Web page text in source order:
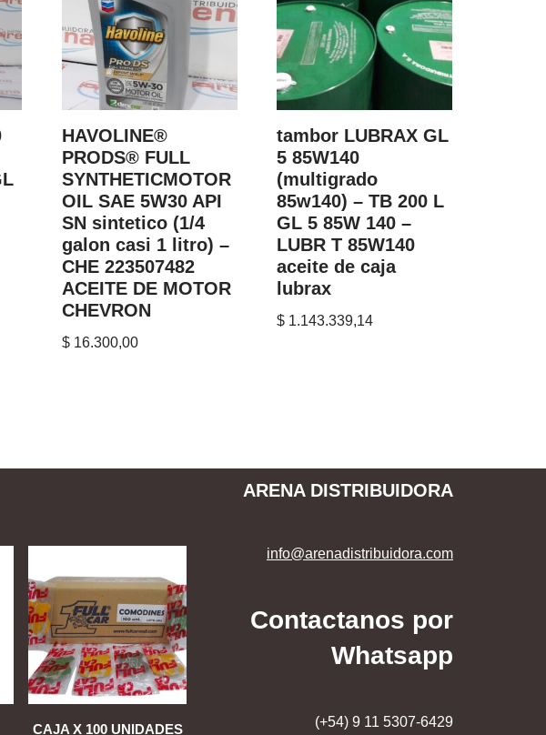
HAVOLINE®
PRODS® FULL
SYNTHETICMOTOR
OIL SAE 5W30 API
SN sintetico (1/4
galon casi 1 litro) –
CHE 223507482
ACEITE DE MOTOR
CHEVRON
$16.300,00
tambor LUBRAX GL
5 85W140
(multigrado
85w140) – TB 200 L
GL 5 85W 140 –
LUBR T 85W140
aceite de caja
lubrax
$ 1.143.339,14
CAJA X 100 UNIDADES
ARENA DISTRIBUIDORA
info@arenadistribuidora.com
Contactanos por
Whatsapp
(+54) 9 11 5307-6429